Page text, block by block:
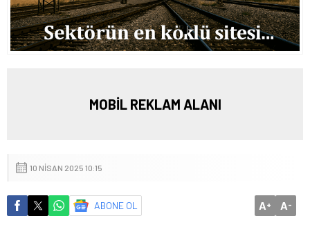
MOBİL REKLAM ALANI
10 NISAN 2025 10:15
ABONE OL A+ A-